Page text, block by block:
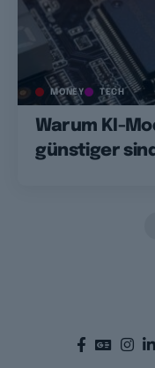
MONEY TECH
Warum KI-
günstiger